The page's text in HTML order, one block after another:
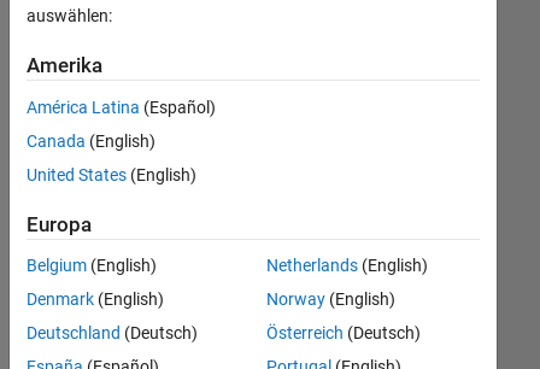
Inside Sales
Sales Operations
Marketing Services
Business Model Team
Human Resources
Derzeit
es
keine
offenen
Stellen,
Ihren
Suchkriterien
entsprechen.
können
die
auswählen:
Amerika
América Latina (Español)
Canada (English)
United States (English)
Europa
Belgium (English)
Denmark (English)
Deutschland (Deutsch)
Netherlands(English)
Norway(English)
Österreich (Deutsch)